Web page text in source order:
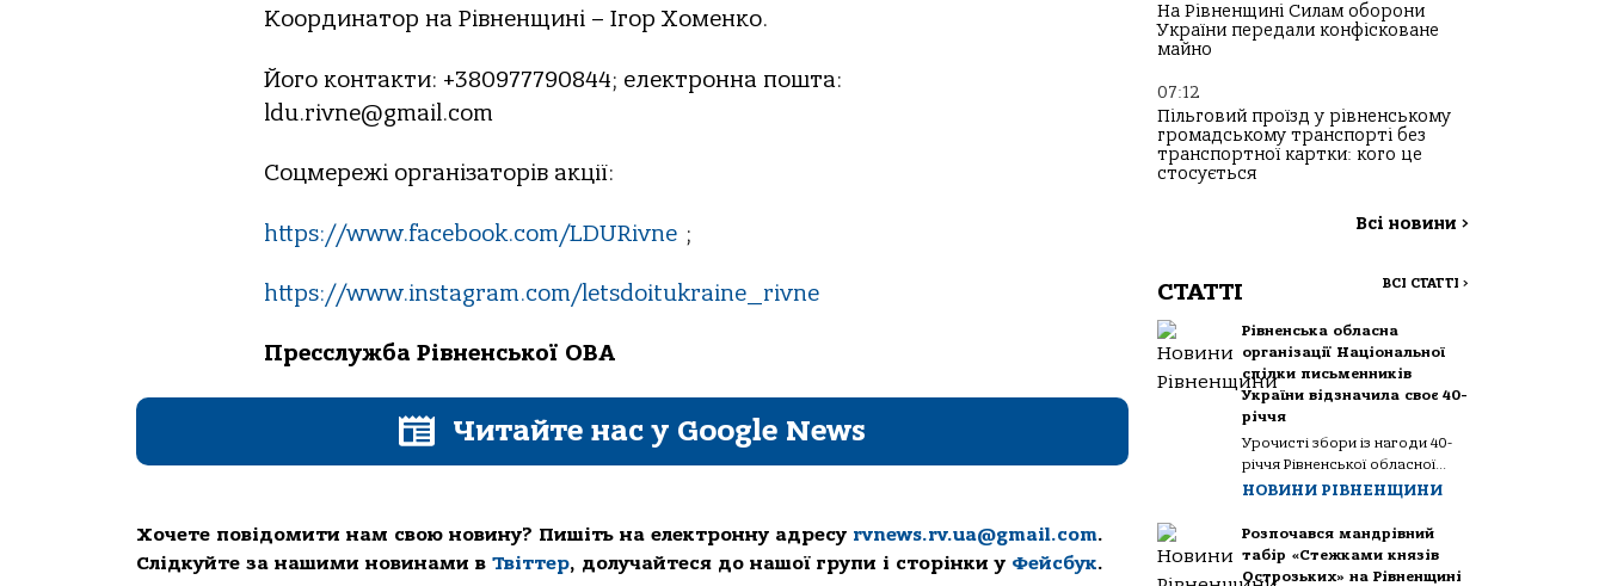
Координатор на Рівненщині – Ігор Хоменко.
Його контакти: +380977790844; електронна пошта:
ldu.rivne@gmail.com
Соцмережі організаторів акції:
https://www.facebook.com/LDURivne;
https://www.instagram.com/letsdoitukraine_rivne
Пресслужба Рівненської ОВА
Читайте нас у Google News
Хочете повідомити нам свою новину? Пишіть на електронну адресу rvnews.rv.ua@gmail.com.
Слідкуйте за нашими новинами в Твіттер, долучайтеся до нашої групи і сторінки у Фейсбук.
На Рівненщині Силам оборони
України передали конфісковане
майно
07:12
Пільговий проїзд у рівненському
громадському транспорті без
транспортної картки: кого це
стосується
Всі новини >
СТАТТІ ВСІ СТАТТІ >
Рівненська обласна
організації Національної
спілки письменників
України відзначила своє 40-
річчя
Урочисті збори із нагоди 40-
річчя Рівненської обласної...
НОВИНИ РІВНЕНЩИНИ
Розпочався мандрівний
табір «Стежками князів
Острозьких» на Рівненщині